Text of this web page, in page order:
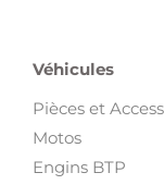
Véhicules
Pièces et
Motos
Engins BTP